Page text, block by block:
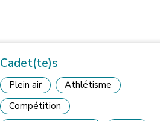
Cadet(te)s
Plein air
Athlétisme
Compétition